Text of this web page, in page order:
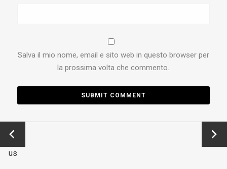
Salva il mio nome, email e sito web in questo browser per
la prossima volta che commento.
Previo
us
→